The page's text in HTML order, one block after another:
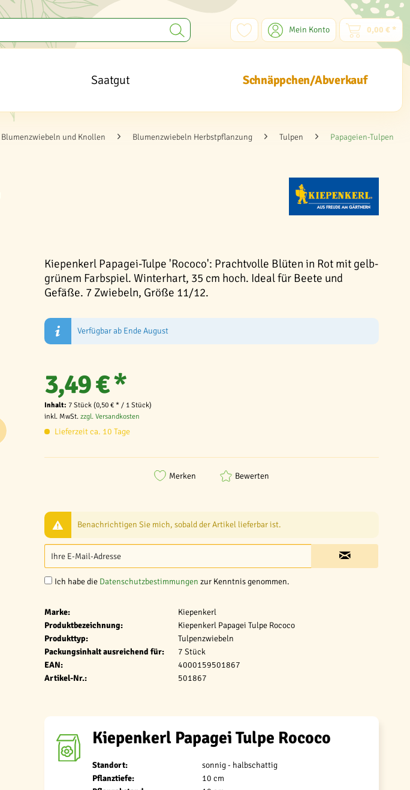
Mein Konto 0,00 € *
Saatgut Schnäppchen/Abverkauf
Blumenzwiebeln und Knollen Blumenzwiebeln Herbstpflanzung Tulpen Papageien-Tulpen
Kiepenkerl Papagei-Tulpe 'Rococo': Prachtvolle Blüten in Rot mit gelb-
grünem Farbspiel. Winterhart, 35 cm hoch. Ideal für Beete und
Gefäße. 7 Zwiebeln, Größe 11/12.
Verfügbar ab Ende August
Benachrichtigen Sie mich, sobald der Artikel lieferbar ist.
Ich habe die Datenschutzbestimmungen zur Kenntnis genommen.
Marke:
Kiepenkerl
Produktbezeichnung:
Kiepenkerl Papagei Tulpe Rococo
Produkttyp:
Tulpenzwiebeln
Packungsinhalt ausreichend für:
7 Stück
EAN:
4000159501867
Artikel-Nr.:
501867
3,49 € *
Inhalt: 7 Stück (0,50 € * / 1 Stück)
inkl. MwSt. zzgl. Versandkosten
Lieferzeit ca. 10 Tage
Merken Bewerten
Kiepenkerl Papagei Tulpe Rococo
Standort:
sonnig - halbschattig
Pflanztiefe:
10 cm